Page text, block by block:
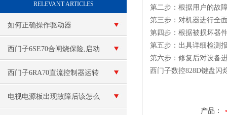
RELEVANT ARTICLES
如何正确操作驱动器
西门子6SE70合闸烧保险,启动
跳闸维修
西门子6RA70直流控制器运转
速度不连贯维修
电视电源板出现故障后该怎么
第二步：根据用户的故
第三步：对机器进行全
第四步：根据被损坏器
第五步：出具详细检测
第六步：修复后对设备
西门子数控828D键盘闪
产品：